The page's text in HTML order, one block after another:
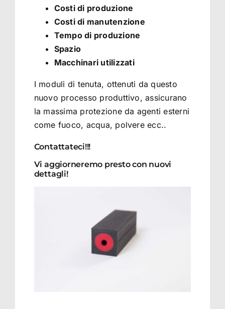
Costi di produzione
Costi di manutenzione
Tempo di produzione
Spazio
Macchinari utilizzati
I moduli di tenuta, ottenuti da questo
nuovo processo produttivo, assicurano
la massima protezione da agenti esterni
come fuoco, acqua, polvere ecc..
Contattateci!!!
Vi aggiorneremo presto con nuovi
dettagli!